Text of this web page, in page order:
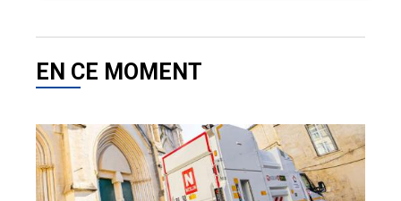
EN CE MOMENT